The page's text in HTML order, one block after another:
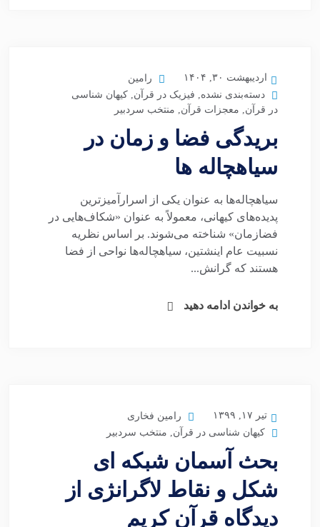
اردیبهشت ۳۰, ۱۴۰۴
رامین
دسته‌بندی نشده, فیزیک در قرآن, کیهان شناسی
در قرآن, معجزات قرآن, منتخب سردبیر
بریدگی فضا و زمان در
سیاهچاله ها
سیاهچاله‌ها به عنوان یکی از اسرارآمیزترین
پدیده‌های کیهانی، معمولاً به عنوان «شکاف‌هایی در
فضازمان» شناخته می‌شوند. بر اساس نظریه
نسبیت عام اینشتین، سیاهچاله‌ها نواحی از فضا
هستند که گرانش...
به خواندن ادامه دهید
تیر ۱۷, ۱۳۹۹
رامین فخاری
کیهان شناسی در قرآن, منتخب سردبیر
بحث آسمان شبکه ای
شکل و نقاط لاگرانژی از
دیدگاه قرآن کریم